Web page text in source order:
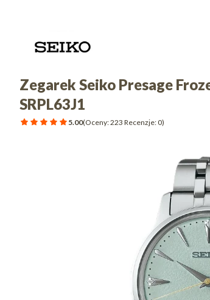
Zegarek Seiko Presage
SRPL63J1
5.00(Oceny: 223 Recenzje: 0)